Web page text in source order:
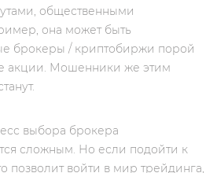
общественными
она может быть
брокеры / криптобиржи порой
акции. Мошенники же этим
выбора брокера
сложным. Но если подойти к
позволит войти в мир трейдинга,